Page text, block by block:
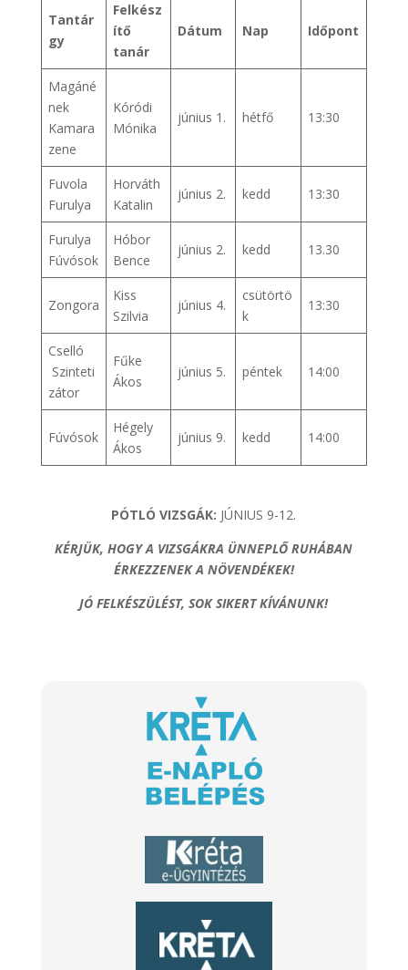
Tantár
gy
Felkész
ítő
tanár
Dátum Nap Időpont
Magáné
nek
Kamara
zene
Kóródi
Mónika
június 1. hétfő 13:30
Fuvola
Furulya
Horváth
Katalin
június 2. kedd 13:30
Furulya
Fúvósok
Hóbor
Bence
június 2. kedd 13.30
Zongora
Kiss
Szilvia
június 4.
csütörtö
k
13:30
Cselló
Szinteti
zátor
Fűke
Ákos
június 5. péntek 14:00
Fúvósok
Hégely
Ákos
június 9. kedd 14:00
PÓTLÓ VIZSGÁK: JÚNIUS 9-12.
KÉRJÜK, HOGY A VIZSGÁKRA ÜNNEPLŐ RUHÁBAN
ÉRKEZZENEK A NÖVENDÉKEK!
JÓ FELKÉSZÜLÉST, SOK SIKERT KÍVÁNUNK!